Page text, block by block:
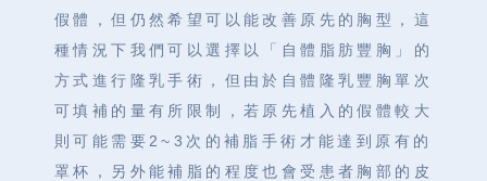
假體，但仍然希望可以能改善原先的胸型，這
種情況下我們可以選擇以「自體脂肪豐胸」的
方式進行隆乳手術，但由於自體隆乳豐胸單次
可填補的量有所限制，若原先植入的假體較大
則可能需要2~3次的補脂手術才能達到原有的
罩杯，另外能補脂的程度也會受患者胸部的皮